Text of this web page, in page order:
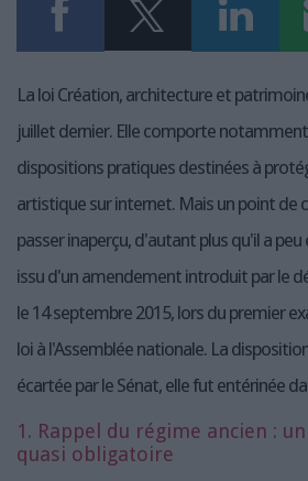
La loi Création, architecture et
juillet dernier. Elle comporte
dispositions pratiques destinées à
artistique sur internet. Mais un point de
passer inaperçu, d'autant plus qu'il a
issu d'un amendement introduit par le
le 14 septembre 2015, lors du premier
loi à l'Assemblée nationale. La
écartée par le Sénat, elle fut entérinée
1. Rappel du régime ancien :
quasi obligatoire